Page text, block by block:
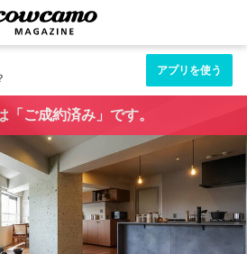
アプリを使う
「ご成約済み」です。